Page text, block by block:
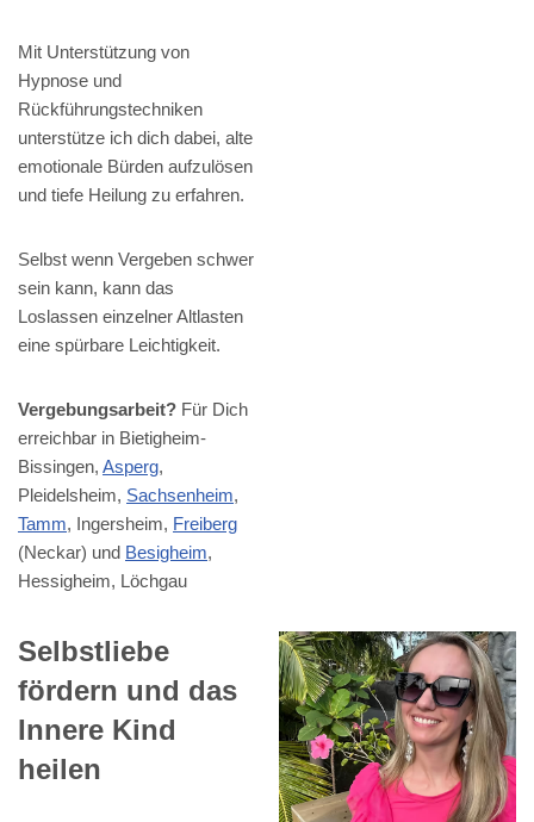
Mit Unterstützung von
Hypnose und
Rückführungstechniken
unterstütze ich dich dabei, alte
emotionale Bürden aufzulösen
und tiefe Heilung zu erfahren.
Selbst wenn Vergeben schwer
sein kann, kann das
Loslassen einzelner Altlasten
eine spürbare Leichtigkeit.
Vergebungsarbeit? Für Dich
erreichbar in Bietigheim-
Bissingen, Asperg,
Pleidelsheim, Sachsenheim,
Tamm, Ingersheim, Freiberg
(Neckar) und Besigheim,
Hessigheim, Löchgau
Selbstliebe
fördern und das
Innere Kind
heilen